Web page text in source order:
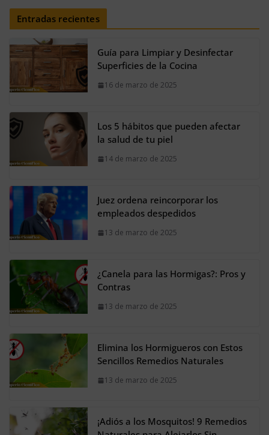
Así se verían los personajes de
Entradas recientes
Guía para Limpiar y Desinfectar
Superficies de la Cocina
16 de marzo de 2025
Los 5 hábitos que pueden afectar
la salud de tu piel
14 de marzo de 2025
Juez ordena reincorporar los
empleados despedidos
13 de marzo de 2025
¿Canela para las Hormigas?: Pros y
Contras
13 de marzo de 2025
Elimina los Hormigueros con Estos
Sencillos Remedios Naturales
13 de marzo de 2025
¡Adiós a los Mosquitos! 9 Remedios